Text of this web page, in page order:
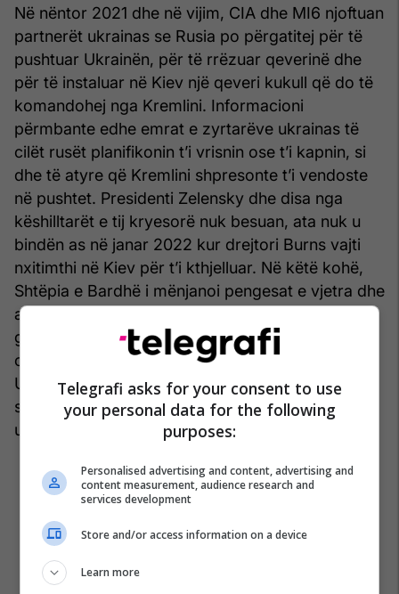
Në nëntor 2021 dhe në vijim, CIA dhe MI6 njoftuan
partnerët ukrainas se Rusia po përgatitej për të
pushtuar Ukrainën, për të rrëzuar qeverinë dhe
për të instaluar në Kiev një qeveri kukull që do të
komandohej nga Kremlini. Informacioni
përmbante edhe emrat e zyrtarëve ukrainas të
cilët rusët planifikonin t’i vrisnin ose t’i kapnin, si
dhe të atyre që Kremlini shpresonte t’i vendoste
në pushtet. Presidenti Zelensky dhe disa nga
këshilltarët e tij kryesorë nuk besuan, ata nuk u
bindën as në janar 2022 kur drejtori Burns vajti
nxitimthi në Kiev për t’i kthjelluar. Në këtë kohë,
Shtëpia e Bardhë i mënjanoi pengesat e vjetra dhe
autorizoi agjencitë e spiunazhit t’u ofronin
gjegjësve ukrainas informacion edhe për
operacionet me pasoja të rënda që kryheshin në
Ukrainë dhe, brenda disa javësh, CIA dërgoi
shumë oficerë të rinj për të ndihmuar kolegët
ukrainas.
Telegrafi asks for your consent to use
your personal data for the following
purposes:
Personalised advertising and content, advertising and
content measurement, audience research and
services development
Store and/or access information on a device
Learn more